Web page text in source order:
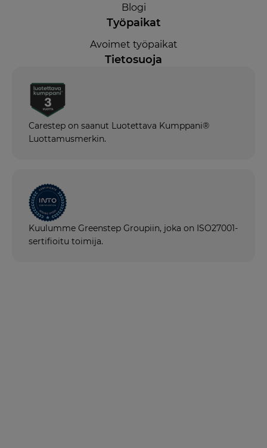
Blogi
Työpaikat
Avoimet työpaikat
Tietosuoja
Carestep on saanut Luotettava Kumppani®
Luottamusmerkin.
Kuulumme Greenstep Groupiin, joka on ISO27001-
sertifioitu toimija.